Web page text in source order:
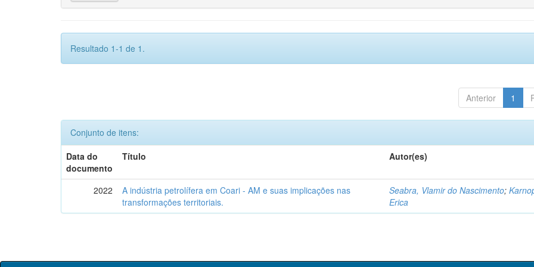
Resultado 1-1 de 1.
Anterior 1
Conjunto de itens:
Data do
documento
Título Autor(es)
2022
A indústria petrolífera em Coari - AM e suas implicações nas
transformações territoriais.
Seabra, Vlamir do Nascimento;
Erica